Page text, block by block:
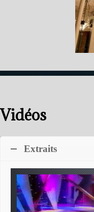
Vidéos
Extraits